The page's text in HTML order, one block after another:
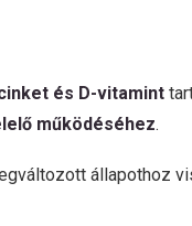
és D-vitamint
működéséhez.
állapothoz